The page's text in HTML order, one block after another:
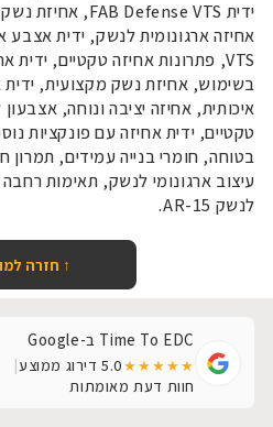
אחיזה ארגונומית לנשק, ידית אצבע
בשימוש, אחיזת נשק מקצועית, ידית
איכותית, אחיזה יציבה ונוחה,
בטוחה, חומרי בנייה עמידים,
עיצוב ארגונומי לנשק, תאימות
לנשק AR-15.
↑ חזרה
Time To EDC ב-Google
★★★★★
5.0דירוג ממוצע|
חוות דעת מאומתות